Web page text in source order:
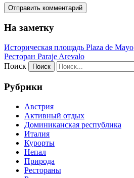
На заметку
Историческая площадь Plaza de Mayo
Ресторан Paraje Arevalo
Поиск
Рубрики
Австрия
Активный отдых
Доминиканская республика
Италия
Курорты
Непал
Природа
Рестораны